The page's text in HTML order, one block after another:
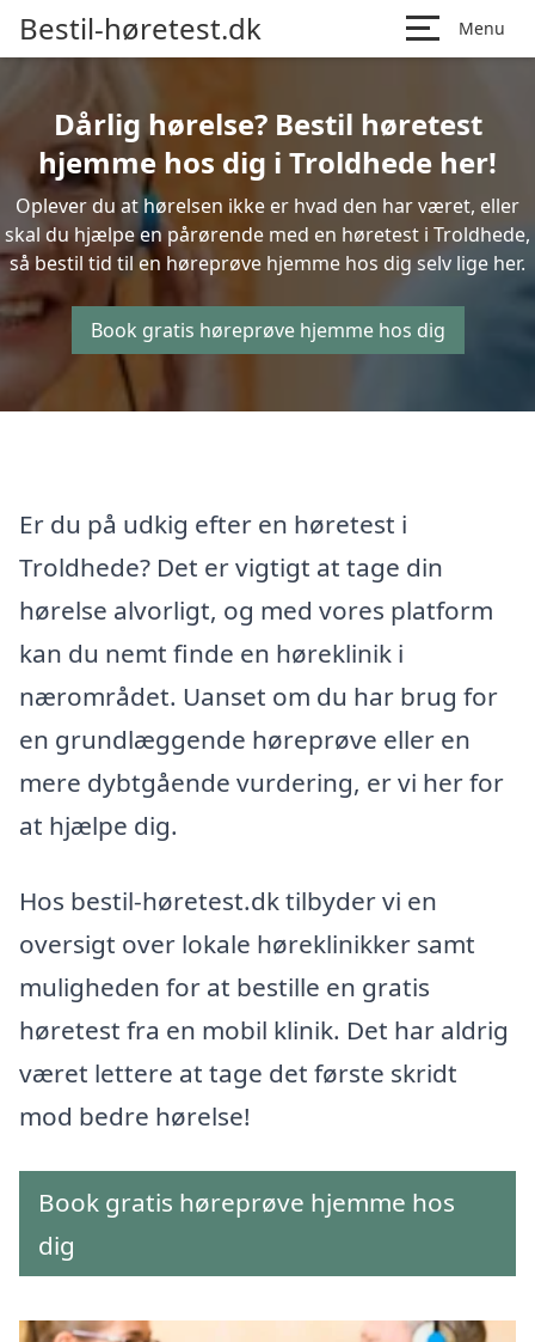
Bestil-høretest.dk Menu
Dårlig hørelse? Bestil høretest
hjemme hos dig i Troldhede her!
Oplever du at hørelsen ikke er hvad den har været, eller
skal du hjælpe en pårørende med en høretest i Troldhede,
så bestil tid til en høreprøve hjemme hos dig selv lige her.
Book gratis høreprøve hjemme hos dig
Er du på udkig efter en høretest i
Troldhede? Det er vigtigt at tage din
hørelse alvorligt, og med vores platform
kan du nemt finde en høreklinik i
nærområdet. Uanset om du har brug for
en grundlæggende høreprøve eller en
mere dybtgående vurdering, er vi her for
at hjælpe dig.
Hos bestil-høretest.dk tilbyder vi en
oversigt over lokale høreklinikker samt
muligheden for at bestille en gratis
høretest fra en mobil klinik. Det har aldrig
været lettere at tage det første skridt
mod bedre hørelse!
Book gratis høreprøve hjemme hos
dig